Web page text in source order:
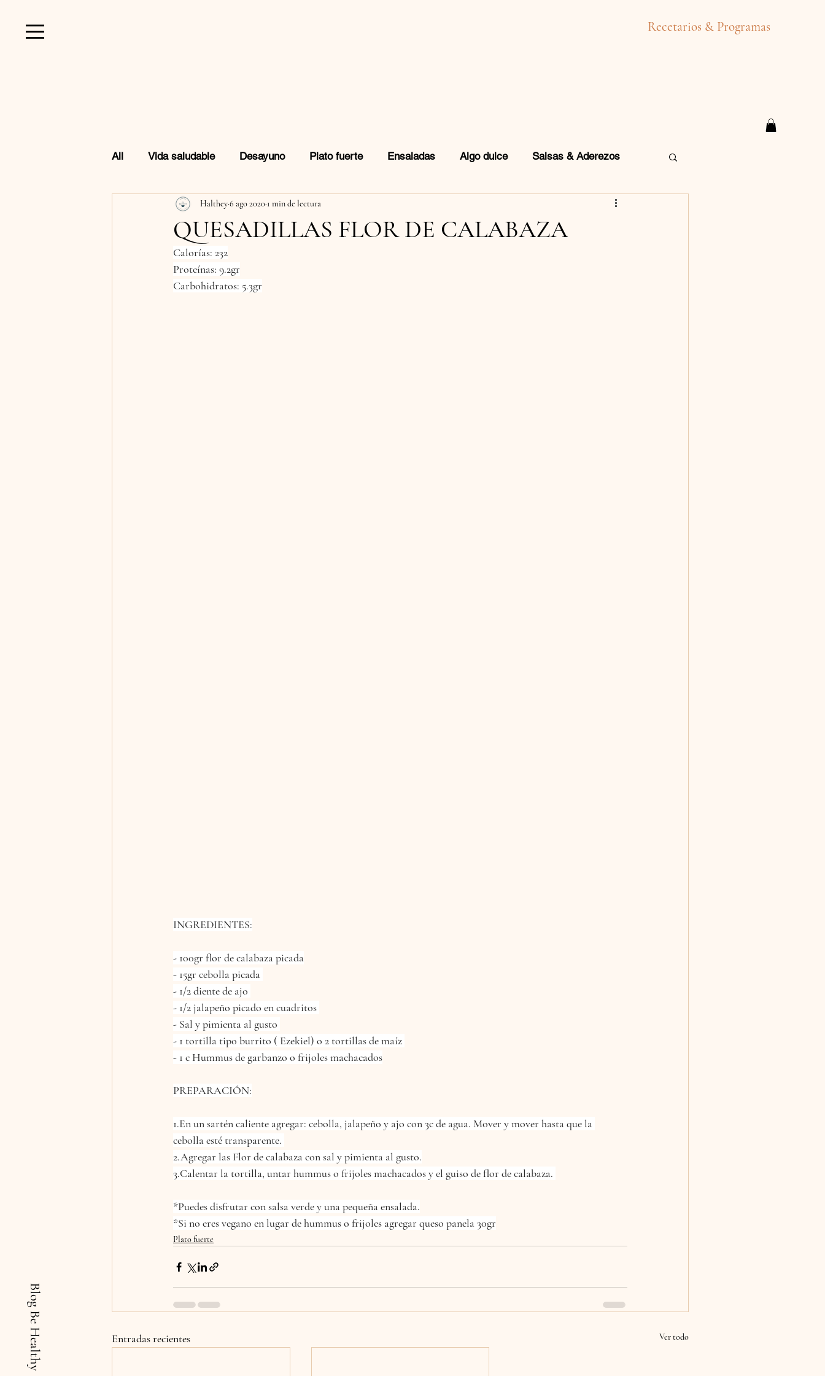
Recetarios & Programas
Blog Be Healthy
All Vida saludable Desayuno Plato fuerte Ensaladas Algo dulce Salsas & Aderezos
Favoritos de Amazon Bebidas Snacks
QUESADILLAS FLOR DE CALABAZA
Halthey6 ago 2020 1 min de lectura
Calorías: 232
Proteínas: 9.2gr
Carbohidratos: 5.3gr
INGREDIENTES:
- 100gr flor de calabaza picada
- 15gr cebolla picada
- 1/2 diente de ajo
- 1/2 jalapeño picado en cuadritos
- Sal y pimienta al gusto
- 1 tortilla tipo burrito ( Ezekiel) o 2 tortillas de maíz
- 1 c Hummus de garbanzo o frijoles machacados
PREPARACIÓN:
1.En un sartén caliente agregar: cebolla, jalapeño y ajo con 3c de agua. Mover y mover hasta que la
cebolla esté transparente.
2.Agregar las Flor de calabaza con sal y pimienta al gusto.
3.Calentar la tortilla, untar hummus o frijoles machacados y el guiso de flor de calabaza.
*Puedes disfrutar con salsa verde y una pequeña ensalada.
*Si no eres vegano en lugar de hummus o frijoles agregar queso panela 30gr
Plato fuerte
Entradas recientes Ver todo